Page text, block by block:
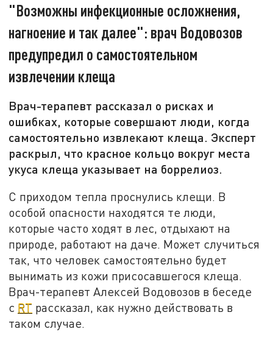
"Возможны инфекционные осложнения,
нагноение и так далее": врач Водовозов
предупредил о самостоятельном
извлечении клеща
Врач-терапевт рассказал о рисках и
ошибках, которые совершают люди, когда
самостоятельно извлекают клеща. Эксперт
раскрыл, что красное кольцо вокруг места
укуса клеща указывает на боррелиоз.
С приходом тепла проснулись клещи. В
особой опасности находятся те люди,
которые часто ходят в лес, отдыхают на
природе, работают на даче. Может случиться
так, что человек самостоятельно будет
вынимать из кожи присосавшегося клеща.
Врач-терапевт Алексей Водовозов в беседе
с RT рассказал, как нужно действовать в
таком случае.